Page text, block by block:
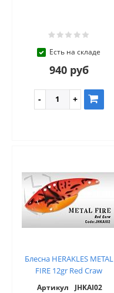
Есть на складе
940 руб
Блесна HERAKLES METAL
FIRE 12gr Red Craw
Артикул JHKAI02